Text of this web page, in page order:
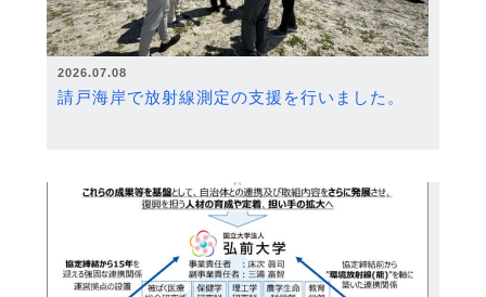
2026.07.08
請戸海岸で放射線測定の支援を行いました。